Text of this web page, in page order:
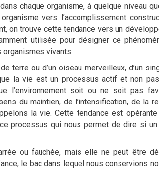
chaque organisme, à quelque niveau
vers l’accomplissement
on trouve cette tendance vers un
utilisée pour désigner ce
organismes vivants.
terre ou d’un oiseau merveilleux, d’un
la vie est un processus actif et non
l’environnement soit ou ne soit pas
du maintien, de l’intensification, de la
la vie. Cette tendance est
processus qui nous permet de dire si un
ou fauchée, mais elle ne peut être
le bac dans lequel nous conservions